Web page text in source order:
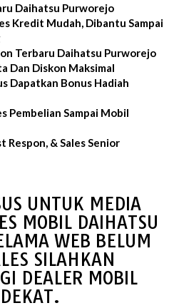
Daihatsu Purworejo
Kredit Mudah, Dibantu Sampai
Terbaru Daihatsu Purworejo
Dan Diskon Maksimal
Dapatkan Bonus Hadiah
Pembelian Sampai Mobil
Respon, & Sales Senior
UNTUK MEDIA
MOBIL DAIHATSU
WEB BELUM
SILAHKAN
DEALER MOBIL